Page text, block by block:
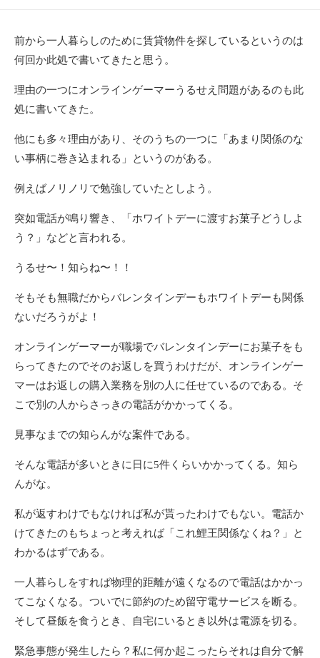
前から一人暮らしのために賃貸物件を探しているというのは
何回か此処で書いてきたと思う。
理由の一つにオンラインゲーマーうるせえ問題があるのも此
処に書いてきた。
他にも多々理由があり、そのうちの一つに「あまり関係のな
い事柄に巻き込まれる」というのがある。
例えばノリノリで勉強していたとしよう。
突如電話が鳴り響き、「ホワイトデーに渡すお菓子どうしよ
う？」などと言われる。
うるせ〜！知らね〜！！
そもそも無職だからバレンタインデーもホワイトデーも関係
ないだろうがよ！
オンラインゲーマーが職場でバレンタインデーにお菓子をも
らってきたのでそのお返しを買うわけだが、オンラインゲー
マーはお返しの購入業務を別の人に任せているのである。そ
こで別の人からさっきの電話がかかってくる。
見事なまでの知らんがな案件である。
そんな電話が多いときに日に5件くらいかかってくる。知ら
んがな。
私が返すわけでもなければ私が貰ったわけでもない。電話か
けてきたのもちょっと考えれば「これ鯉王関係なくね？」と
わかるはずである。
一人暮らしをすれば物理的距離が遠くなるので電話はかかっ
てこなくなる。ついでに節約のため留守電サービスを断る。
そして昼飯を食うとき、自宅にいるとき以外は電源を切る。
緊急事態が発生したら？私に何か起こったらそれは自分で解